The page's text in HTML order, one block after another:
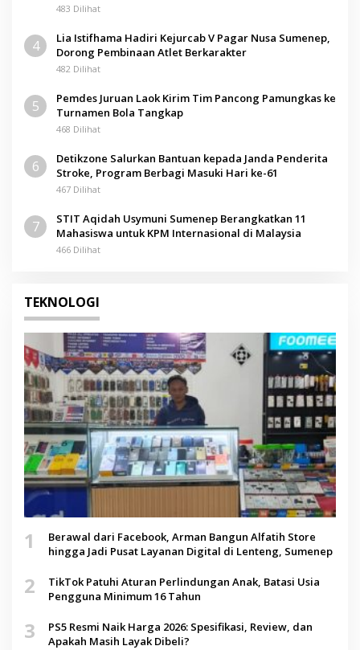
483 Dilihat
4
Lia Istifhama Hadiri Kejurcab V Pagar Nusa Sumenep,
Dorong Pembinaan Atlet Berkarakter
482 Dilihat
5
Pemdes Juruan Laok Kirim Tim Pancong Pamungkas ke
Turnamen Bola Tangkap
468 Dilihat
6
Detikzone Salurkan Bantuan kepada Janda Penderita
Stroke, Program Berbagi Masuki Hari ke-61
467 Dilihat
7
STIT Aqidah Usymuni Sumenep Berangkatkan 11
Mahasiswa untuk KPM Internasional di Malaysia
466 Dilihat
TEKNOLOGI
1
Berawal dari Facebook, Arman Bangun Alfatih Store
hingga Jadi Pusat Layanan Digital di Lenteng, Sumenep
2
TikTok Patuhi Aturan Perlindungan Anak, Batasi Usia
Pengguna Minimum 16 Tahun
3
PS5 Resmi Naik Harga 2026: Spesifikasi, Review, dan
Apakah Masih Layak Dibeli?